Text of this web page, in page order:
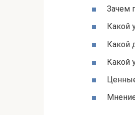
Зачем
Какой
Какой
Какой